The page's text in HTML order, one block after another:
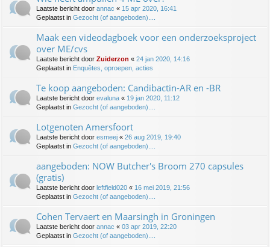
Laatste bericht door annac « 15 apr 2020, 16:41
Geplaatst in Gezocht (of aangeboden)....
Maak een videodagboek voor een onderzoeksproject
over ME/cvs
Laatste bericht door Zuiderzon « 24 jan 2020, 14:16
Geplaatst in Enquêtes, oproepen, acties
Te koop aangeboden: Candibactin-AR en -BR
Laatste bericht door evaluna « 19 jan 2020, 11:12
Geplaatst in Gezocht (of aangeboden)....
Lotgenoten Amersfoort
Laatste bericht door esmeej « 26 aug 2019, 19:40
Geplaatst in Gezocht (of aangeboden)....
aangeboden: NOW Butcher's Broom 270 capsules
(gratis)
Laatste bericht door leftfield020 « 16 mei 2019, 21:56
Geplaatst in Gezocht (of aangeboden)....
Cohen Tervaert en Maarsingh in Groningen
Laatste bericht door annac « 03 apr 2019, 22:20
Geplaatst in Gezocht (of aangeboden)....